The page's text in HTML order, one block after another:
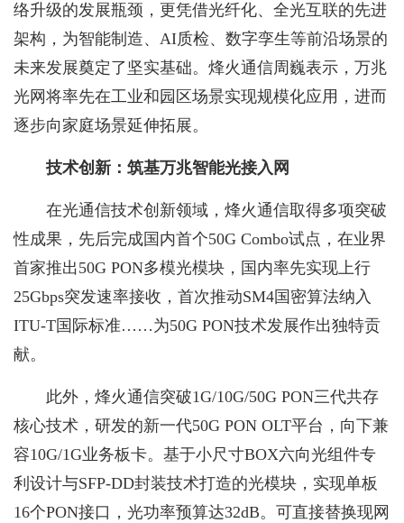
络升级的发展瓶颈，更凭借光纤化、全光互联的先进
架构，为智能制造、AI质检、数字孪生等前沿场景的
未来发展奠定了坚实基础。烽火通信周巍表示，万兆
光网将率先在工业和园区场景实现规模化应用，进而
逐步向家庭场景延伸拓展。
技术创新：筑基万兆智能光接入网
在光通信技术创新领域，烽火通信取得多项突破
性成果，先后完成国内首个50G Combo试点，在业界
首家推出50G PON多模光模块，国内率先实现上行
25Gbps突发速率接收，首次推动SM4国密算法纳入
ITU-T国际标准……为50G PON技术发展作出独特贡
献。
此外，烽火通信突破1G/10G/50G PON三代共存
核心技术，研发的新一代50G PON OLT平台，向下兼
容10G/1G业务板卡。基于小尺寸BOX六向光组件专
利设计与SFP-DD封装技术打造的光模块，实现单板
16个PON接口，光功率预算达32dB。可直接替换现网